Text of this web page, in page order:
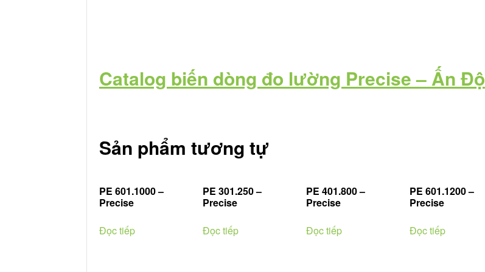
Catalog biến dòng đo lường Precise – Ấn Độ
Sản phẩm tương tự
PE 601.1000 –
Precise
Đọc tiếp
PE 301.250 –
Precise
Đọc tiếp
PE 401.800 –
Precise
Đọc tiếp
PE 601.1200 –
Precise
Đọc tiếp